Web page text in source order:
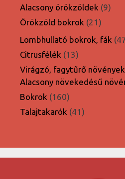
termék
Alacsony örökzöldek 99
Örökzöld bokrok 2121
termék
Lombhullató bokrok, fák
Citrusfélék 1313
termék
Virágzó, fagytűrő növények
Alacsony növekedésű
Bokrok 160160
termék
Talajtakarók 4141